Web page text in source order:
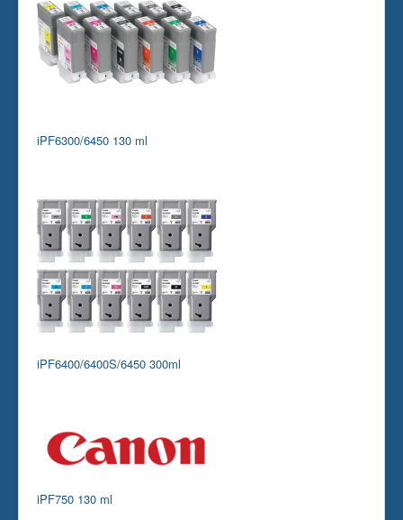
iPF6300/6450 130 ml
iPF6400/6400S/6450 300ml
iPF750 130 ml